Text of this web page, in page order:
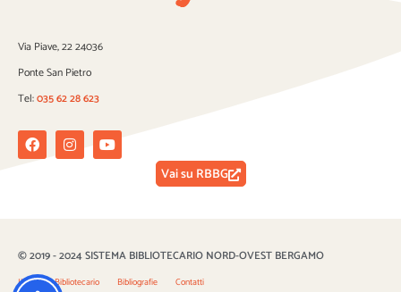
Via Piave, 22 24036
Ponte San Pietro
Tel:035 62 28 623
FacebookInstagramYoutube
Vai su RBBG
© 2019 - 2024 SISTEMA BIBLIOTECARIO NORD-OVEST BERGAMO
Il Sistema Bibliotecario Bibliografie Contatti